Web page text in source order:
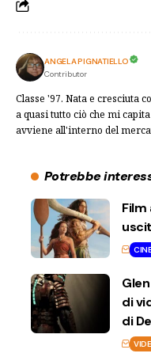
ANGELA PIGNATIELLO
Contributor
Classe '97. Nata e cresciuta
a quasi tutto ciò che mi
avviene all'interno del
Potrebbe
Film
di
di